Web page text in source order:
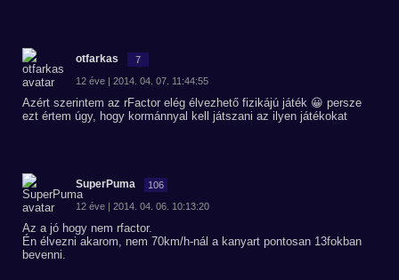
otfarkas 7
12 éve | 2014. 04. 07. 11:44:55
Azért szerintem az rFactor elég élvezhető fizikájú játék 😀 persze
ezt értem úgy, hogy kormánnyal kell játszani az ilyen játékokat
SuperPuma 106
12 éve | 2014. 04. 06. 10:13:20
Az a jó hogy nem rfactor.
Én élvezni akarom, nem 70km/h-nál a kanyart pontosan 13fokban
bevenni.